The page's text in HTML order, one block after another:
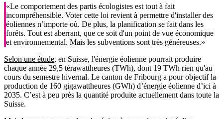
«Le comportement des partis écologistes est tout à fait
incompréhensible. Voter cette loi revient à permettre d'installer des
éoliennes n’importe où. De plus, la planification se fait dans les
forêts. Tout est aberrant, que ce soit d'un point de vue économique
et environnemental. Mais les subventions sont très généreuses.»
Selon une étude, en Suisse, l'énergie éolienne pourrait produire
chaque année 29,5 térawattheures (TWh), dont 19 TWh rien qu'au
cours du semestre hivernal. Le canton de Fribourg a pour objectif la
production de 160 gigawattheures (GWh) d’énergie éolienne d’ici à
2035. C’est à peu près la quantité produite actuellement dans toute la
Suisse.